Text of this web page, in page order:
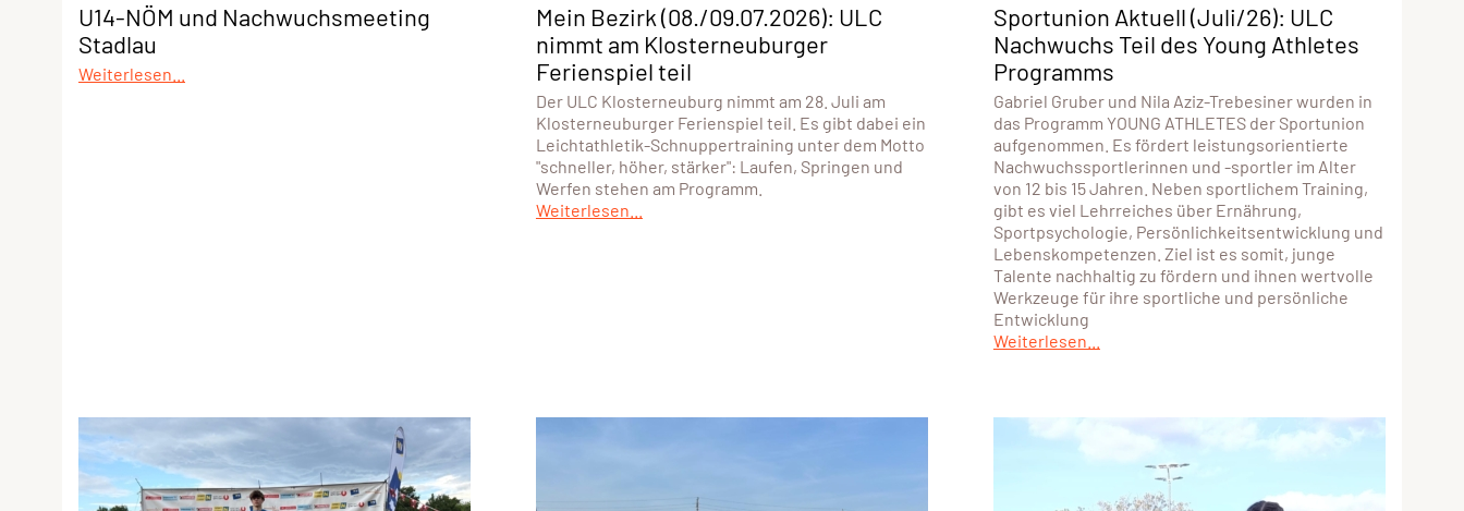
U14-NÖM und Nachwuchsmeeting
Stadlau
Weiterlesen...
Mein Bezirk (08./09.07.2026): ULC
nimmt am Klosterneuburger
Ferienspiel teil
Der ULC Klosterneuburg nimmt am 28. Juli am
Klosterneuburger Ferienspiel teil. Es gibt dabei ein
Leichtathletik-Schnuppertraining unter dem Motto
"schneller, höher, stärker": Laufen, Springen und
Werfen stehen am Programm.
Weiterlesen...
Sportunion Aktuell (Juli/26): ULC
Nachwuchs Teil des Young Athletes
Programms
Gabriel Gruber und Nila Aziz-Trebesiner wurden in
das Programm YOUNG ATHLETES der Sportunion
aufgenommen. Es fördert leistungsorientierte
Nachwuchssportlerinnen und -sportler im Alter
von 12 bis 15 Jahren. Neben sportlichem Training,
gibt es viel Lehrreiches über Ernährung,
Sportpsychologie, Persönlichkeitsentwicklung und
Lebenskompetenzen. Ziel ist es somit, junge
Talente nachhaltig zu fördern und ihnen wertvolle
Werkzeuge für ihre sportliche und persönliche
Entwicklung
Weiterlesen...